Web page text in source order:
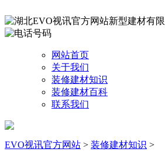
网站首页
关于我们
装修建材知识
装修建材百科
联系我们
EVO视讯官方网站 > 装修建材知识 >